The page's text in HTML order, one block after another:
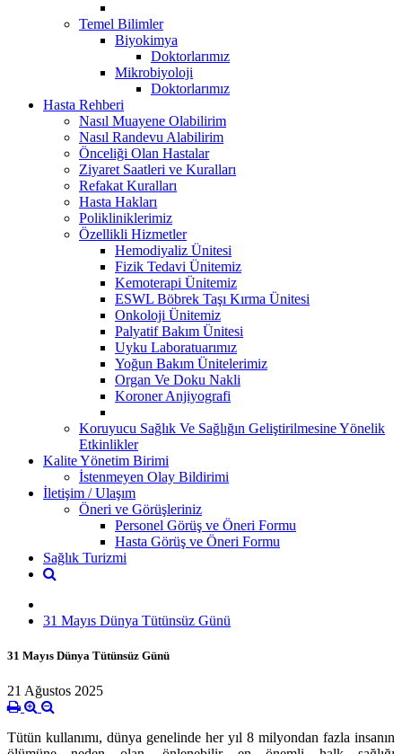
Temel Bilimler
Biyokimya
Doktorlarımız
Mikrobiyoloji
Doktorlarımız
Hasta Rehberi
Nasıl Muayene Olabilirim
Nasıl Randevu Alabilirim
Önceliği Olan Hastalar
Ziyaret Saatleri ve Kuralları
Refakat Kuralları
Hasta Hakları
Polikliniklerimiz
Özellikli Hizmetler
Hemodiyaliz Ünitesi
Fizik Tedavi Ünitemiz
Kemoterapi Ünitemiz
ESWL Böbrek Taşı Kırma Ünitesi
Onkoloji Ünitemiz
Palyatif Bakım Ünitesi
Uyku Laboratuarımız
Yoğun Bakım Ünitelerimiz
Organ Ve Doku Nakli
Koroner Anjiyografi
Koruyucu Sağlık Ve Sağlığın Geliştirilmesine Yönelik
Etkinlikler
Kalite Yönetim Birimi
İstenmeyen Olay Bildirimi
İletişim / Ulaşım
Öneri ve Görüşleriniz
Personel Görüş ve Öneri Formu
Hasta Görüş ve Öneri Formu
Sağlık Turizmi
31 Mayıs Dünya Tütünsüz Günü
31 Mayıs Dünya Tütünsüz Günü
21 Ağustos 2025
Tütün kullanımı, dünya genelinde her yıl 8 milyondan fazla insanın